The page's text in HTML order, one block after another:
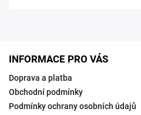
INFORMACE PRO VÁS
Doprava a platba
Obchodní podmínky
Podmínky ochrany osobních údajů